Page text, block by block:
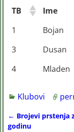
TB Ime
1
Bojan
3
Dusan
4
Mladen
Klubovi
Post
← Brojevi prstenja
godinu